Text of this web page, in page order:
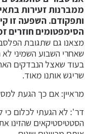
ממברנות זעירות
ותפקודם. השפעה זו
הסימפטומים חוזרים
מצאנו גם שתגובת
שאחרי השבוע השמיני
בעוד שאצל הנבדקים
שריגש אותנו מאוד.
מראיין: אם כך הגעת
דר': לא הגעתי לכלום כי
הסטטיסטיקאים שהזינו